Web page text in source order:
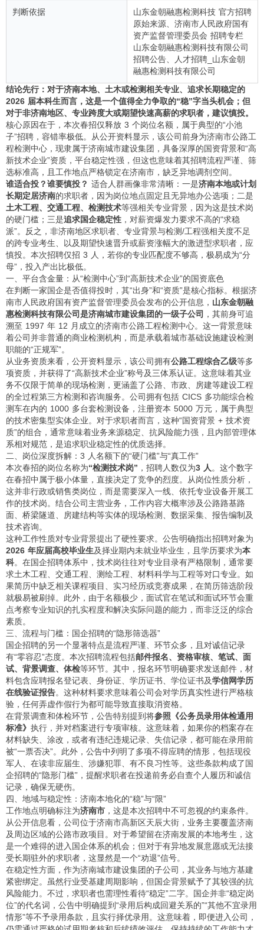
判断依据
山东金朝融惠检测科技 官方招聘
原始来源、济南市人民政府国有
资产监督管理委员会 招聘专栏
山东金朝融惠检测科技有限公司
招聘公告、人才招聘_山东金朝
融惠检测科技有限公司
结论先行：对于济南本地、土木或检测相关专业、追求长期稳定的
2026 届本科生而言，这是一个值得全力争取的“稳”字当头机会；但
对于非济南地区、专业跨度大或期望快速高薪的求职者，建议慎投。
核心原因在于，本次春招仅释放 3 个岗位名额，属于典型的“小池
子”招聘，容错率极低。从公开资料显示，该公司前身为济南市公路工
程检测中心，现隶属于济南城市建设集团，具备深厚的国资背景和“高
新技术企业”资质，平台稳定性强，但这也意味着其招聘流程严谨、筛
选标准高，且工作地点严格锁定在济南市，缺乏异地调剂空间。
谁适合投？谁要慎投？ 适合人群画像非常清晰：一是济南本地或计划
长期定居济南的求职者，因为岗位地点固定且无异地办公选项；二是
土木工程、交通工程、检测技术等强相关专业背景，因为这是技术岗
的硬门槛；三是追求国企稳定性 ，对薪资爆发力要求不高的“求稳
派”。反之，非济南地区求职者、专业背景与检测/工程强相关度不足
的跨专业考生、以及期望快速晋升或薪资涨幅大的激进型求职者，应
慎投。本次招聘仅招 3 人，若你的专业匹配度不够高，极易成为“分
母”，投入产出比极低。
一、平台含金量：从“检测中心”到“高新技术企业”的国资底色
在判断一家国企是否值得投时，其“出身”和“资质”是核心指标。根据济
南市人民政府国有资产监督管理委员会发布的公开信息， 山东金朝融
惠检测科技有限公司是济南城市建设集团的一级子公司 ，其前身可追
溯至 1997 年 12 月成立的济南市公路工程检测中心。这一背景意味
着公司并非普通的商业检测机构，而是承载着城市基础设施建设检测
职能的“正规军”。
从业务资质来看，公开资料显示，该公司拥有公路工程综合乙级等多
项资质，并获得了“高新技术企业”称号及三体系认证。这意味着其业
务不仅限于简单的现场检测，更涵盖了公路、市政、房建等建设工程
的全过程第三方检测和咨询服务。公司拥有包括 CICS 多功能综合检
测车在内的 1000 多台套检测设备，注册资本 5000 万元，属于典型
的技术密集型实体企业。对于求职者而言，这种“国资背景 + 技术资
质”的组合，通常意味着业务来源稳定、抗风险能力强，且内部管理体
系相对规范，是追求职业稳定性的优质选择。
二、岗位深度拆解：3 人名额下的“硬门槛”与“真工作”
本次春招的岗位名称为“检测技术岗” ，招聘人数仅为3 人 。这个数字
在春招中属于极小体量，直接决定了竞争的烈度。从岗位性质分析，
这并非行政或销售类岗位，而是需要深入一线、依托专业设备开展工
作的技术岗。结合公司主营业务，工作内容大概率涉及公路路基路
面、桥梁隧道、房建结构等实体的现场检测、数据采集、报告编制及
技术咨询。
这种工作性质对专业背景提出了硬性要求。公告明确指出招聘对象为
2026 年应届高校毕业生及择业期内未就业毕业生，且学历要求为本
科。在国企招聘体系中，技术岗往往对专业目录有严格限制，通常要
求土木工程、交通工程、测绘工程、材料科学与工程等对口专业。如
果简历中缺乏相关课程项目、实习经历或竞赛成果，在简历筛选阶段
就极易被刷掉。此外，由于名额极少，面试官在笔试和面试环节会重
点考察专业知识的扎实程度和解决实际问题的能力，而非泛泛的综合
素质。
三、流程与门槛：国企招聘的“隐形筛选器”
国企招聘的另一个显著特点是流程严谨、环节众多，且对诚信记录
有“零容忍”态度。本次招聘流程包括邮件报名、资格审核、笔试、面
试、背景调查、体检等环节。其中，报名环节明确要求发送邮件，材
料包含应聘报名登记表、身份证、学历证书、学位证书及学信网学历
在线验证报告。这种材料要求意味着公司会对学历真实性进行严格核
验，任何弄虚作假行为都可能导致直接取消资格。
在背景调查和体检环节，公告特别提到将参照《公务员录用体检通用
标准》 执行，并对档案进行专项审核。这意味着，如果你的档案存在
材料缺失、涂改，或者有违纪违规记录、失信记录，都可能在录用前
被“一票否决”。此外，公告中列明了多项不得应聘的情形，包括现役
军人、在读非应届生、涉嫌犯罪、有不良习性等。这些条款构成了国
企招聘的“隐形门槛”，提醒求职者在投递前务必自查个人履历和诚信
记录，确保无硬伤。
四、地域与稳定性：济南本地化的“稳”与“限”
工作地点明确标注为济南市 ，这是本次招聘中不可忽视的约束条件。
从公开信息看，公司位于济南市高新区天辰大街，业务主要覆盖济南
及周边区域的公路市政项目。对于希望留在济南发展的本地考生，这
是一个难得的进入国企体系的机会；但对于有异地发展意愿或无法接
受长期驻外的求职者，这显然是一个“劝退”信号。
在稳定性方面，作为济南城市建设集团的子公司，其业务与地方基建
紧密绑定。虽然行业受基建周期影响，但国企背景赋予了其较强的抗
风险能力。不过，求职者也需理性看待“稳定”二字。国企并非“稳定岗
位”的代名词，公告中明确提到“录用后构成回避关系的”“其他不宜录用
情形”等不予录用条款，且实行择优录用。这意味着，即便进入公司，